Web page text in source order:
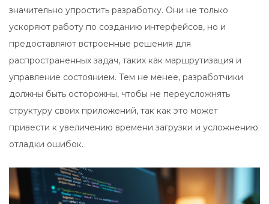
значительно упростить разработку. Они не только
ускоряют работу по созданию интерфейсов, но и
предоставляют встроенные решения для
распространенных задач, таких как маршрутизация и
управление состоянием. Тем не менее, разработчики
должны быть осторожны, чтобы не переусложнять
структуру своих приложений, так как это может
привести к увеличению времени загрузки и усложнению
отладки ошибок.